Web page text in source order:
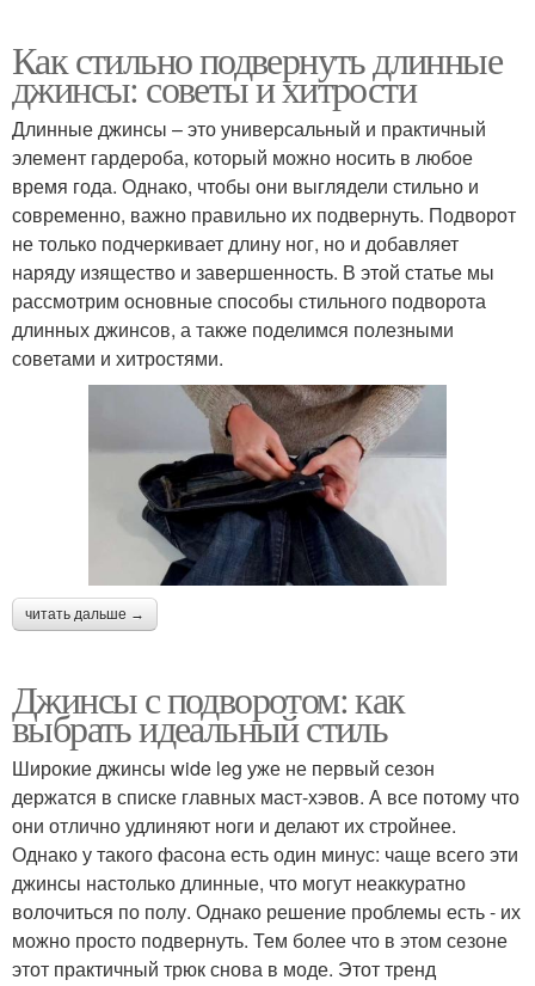
Как стильно подвернуть длинные
джинсы: советы и хитрости
Длинные джинсы – это универсальный и практичный
элемент гардероба, который можно носить в любое
время года. Однако, чтобы они выглядели стильно и
современно, важно правильно их подвернуть. Подворот
не только подчеркивает длину ног, но и добавляет
наряду изящество и завершенность. В этой статье мы
рассмотрим основные способы стильного подворота
длинных джинсов, а также поделимся полезными
советами и хитростями.
читать дальше →
Джинсы с подворотом: как
выбрать идеальный стиль
Широкие джинсы wide leg уже не первый сезон
держатся в списке главных маст-хэвов. А все потому что
они отлично удлиняют ноги и делают их стройнее.
Однако у такого фасона есть один минус: чаще всего эти
джинсы настолько длинные, что могут неаккуратно
волочиться по полу. Однако решение проблемы есть - их
можно просто подвернуть. Тем более что в этом сезоне
этот практичный трюк снова в моде. Этот тренд